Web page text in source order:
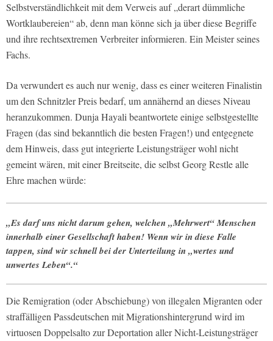
Selbstverständlichkeit mit dem Verweis auf „derart dümmliche
Wortklaubereien“ ab, denn man könne sich ja über diese Begriffe
und ihre rechtsextremen Verbreiter informieren. Ein Meister seines
Fachs.
Da verwundert es auch nur wenig, dass es einer weiteren Finalistin
um den Schnitzler Preis bedarf, um annähernd an dieses Niveau
heranzukommen. Dunja Hayali beantwortete einige selbstgestellte
Fragen (das sind bekanntlich die besten Fragen!) und entgegnete
dem Hinweis, dass gut integrierte Leistungsträger wohl nicht
gemeint wären, mit einer Breitseite, die selbst Georg Restle alle
Ehre machen würde:
„Es darf uns nicht darum gehen, welchen „Mehrwert“ Menschen
innerhalb einer Gesellschaft haben! Wenn wir in diese Falle
tappen, sind wir schnell bei der Unterteilung in „wertes und
unwertes Leben“.“
Die Remigration (oder Abschiebung) von illegalen Migranten oder
straffälligen Passdeutschen mit Migrationshintergrund wird im
virtuosen Doppelsalto zur Deportation aller Nicht-Leistungsträger